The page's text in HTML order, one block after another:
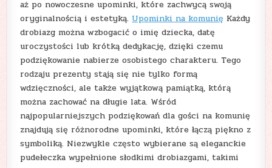
aż po nowoczesne upominki, które zachwycą swoją
oryginalnością i estetyką.Upominki na komunięKażdy
drobiazg można wzbogacić o imię dziecka, datę
uroczystości lub krótką dedykację, dzięki czemu
podziękowanie nabierze osobistego charakteru. Tego
rodzaju prezenty stają się nie tylko formą
wdzięczności, ale także wyjątkową pamiątką, którą
można zachować na długie lata. Wśród
najpopularniejszych podziękowań dla gości na komunię
znajdują się różnorodne upominki, które łączą piękno z
symboliką. Niezwykle często wybierane są eleganckie
pudełeczka wypełnione słodkimi drobiazgami, takimi